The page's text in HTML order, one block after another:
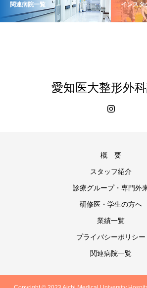
関連病院一覧 インスタ
愛知医大整形外
概 要
スタッフ紹介
診療グループ・専門外
研修医・学生の方へ
業績一覧
プライバシーポリシー
関連病院一覧